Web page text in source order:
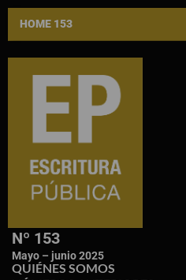
HOME 153
Nº 153
Mayo – junio 2025
QUIÉNES SOMOS